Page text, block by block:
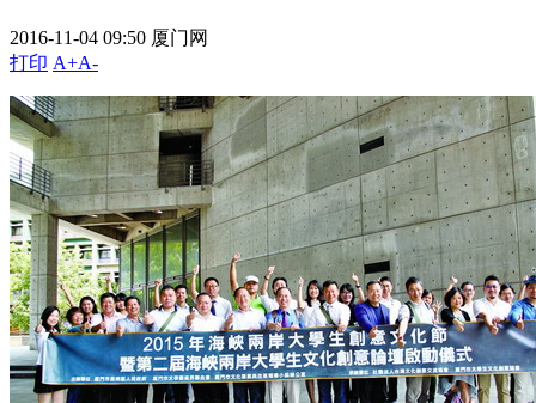
2016-11-04 09:50 厦门网
打印 A+A-